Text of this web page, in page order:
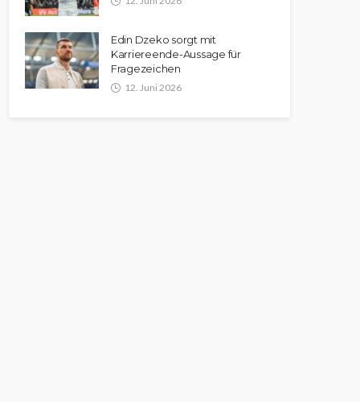
Edin Dzeko sorgt mit
Karriereende-Aussage für
Fragezeichen
12. Juni 2026